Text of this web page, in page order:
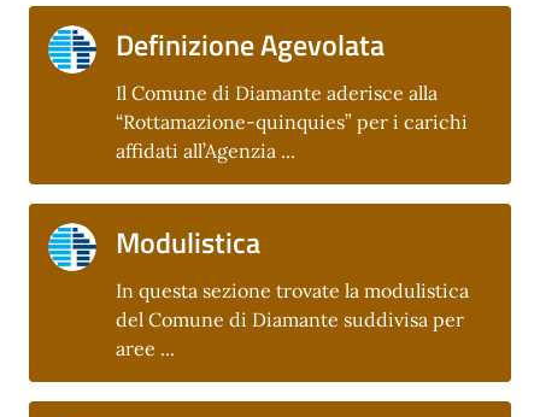
Definizione Agevolata
Il Comune di Diamante aderisce alla
“Rottamazione-quinquies” per i carichi
affidati all’Agenzia ...
Modulistica
In questa sezione trovate la modulistica
del Comune di Diamante suddivisa per
aree ...